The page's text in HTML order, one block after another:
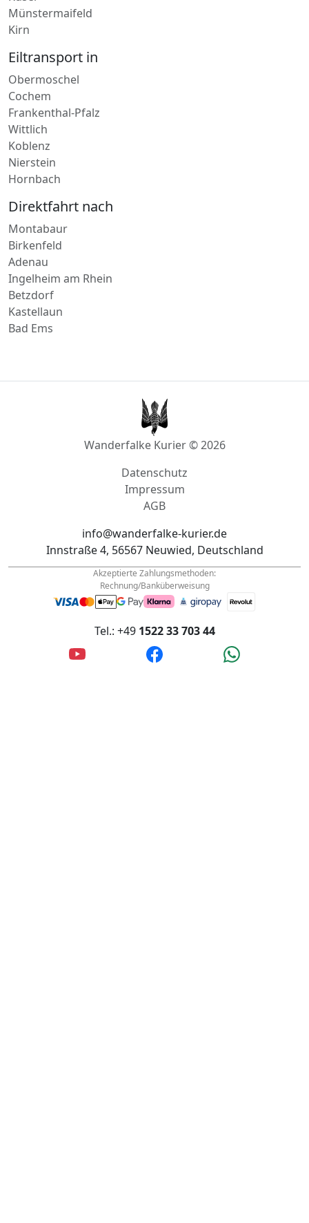
Ulmen
Betzdorf
Münstermaifeld
Kirn
Eiltransport in
Obermoschel
Cochem
Frankenthal-Pfalz
Wittlich
Nierstein
Hornbach
Direktfahrt nach
Montabaur
Birkenfeld
Adenau
Ingelheim am Rhein
Bad Ems
Wanderfalke Kurier © 2026
Impressum
AGB
info@wanderfalke-kurier.de
Innstraße 4, 56567 Neuwied, Deutschland
Rechnung/Banküberweisung